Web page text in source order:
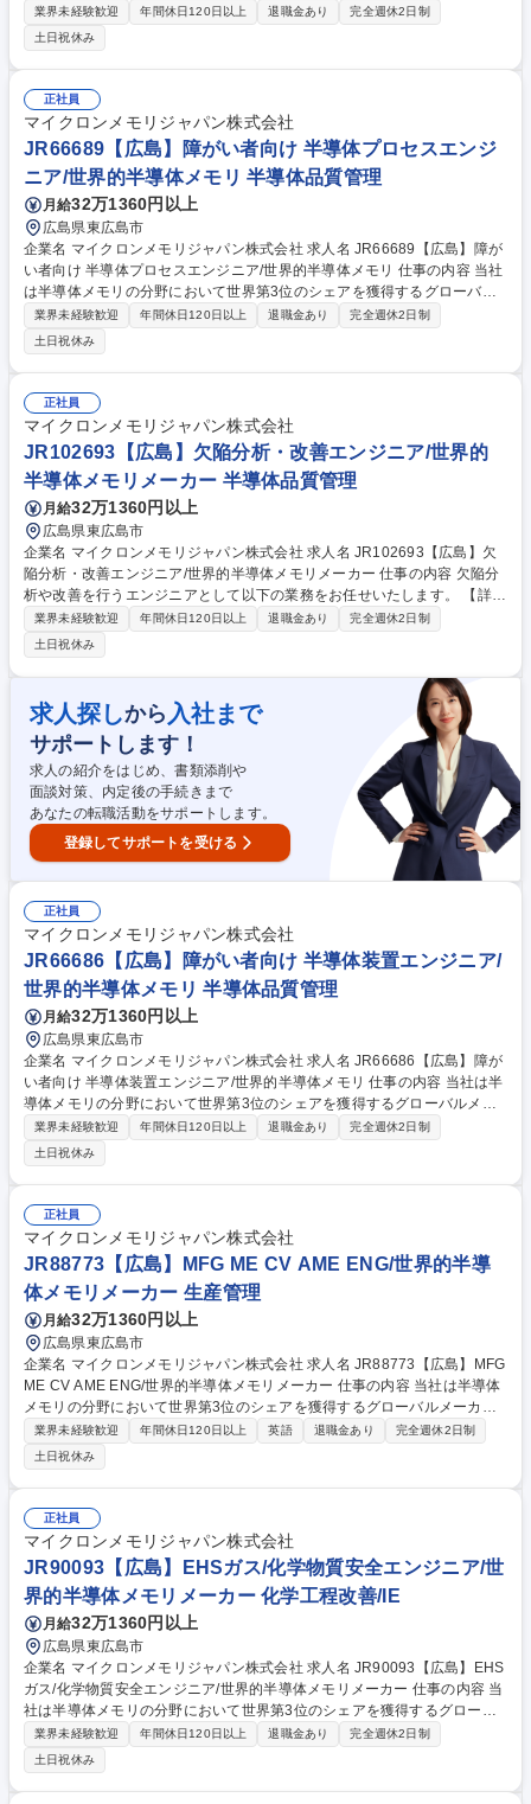
メーカーです。今回は、そんな当社の半導体 品質技術エンジニアとして、
下記の業務をお任せ致します。 【詳細】■クリーンルームの環境管理や原
材料品質管理を行い、不良品を未然に防ぐことに取り組む ■原材料品質、
クリーンルーム環境、生産プロセス、生産システム、出荷テストなど、原
材料投入から製品出荷までの製造工程全般を管理し製品品質改善など ■そ
の他、上記に付随する業務など社内外の関係者と、メールや口頭でのコミ
ュニケーションを図ることにより業務を遂行 募集職種 JR66692【広島】
障がい者向け 半導体 品質技術エンジニア/世界的半導体メモリ
業界未経験歓迎 年間休日120日以上 退職金あり
完全週休2日制
土日祝休み
正社員
マイクロンメモリジャパン株式会社
JR66689【広島】障がい者向け 半導体プロセスエンジ
ニア/世界的半導体メモリ 半導体品質管理
月給32万1360円以上
広島県東広島市
企業名 マイクロンメモリジャパン株式会社 求人名 JR66689【広島】障が
い者向け 半導体プロセスエンジニア/世界的半導体メモリ 仕事の内容 当社
は半導体メモリの分野において世界第3位のシェアを獲得するグローバル
メーカーです。今回は、そんな当社の半導体プロセスエンジニアとして、
下記の業務をお任せ致します。 【詳細】■データ分析を通して、装置稼働
改善、品質改善およびコスト改善活動 ■半導体装置の設備パラメータの設
定 ■新装置に対する評価の実施 ■社内外の関係者と、メールや口頭でのコ
ミュニケーションを図ることにより業務を遂行 ※英語によるコミュニケー
ションができる方は優遇。仕事内容は、障害の特性やご希望により配慮い
たします(聴覚障害がある方のコミュニケーションについても支援・配慮
あり) 募集職種 JR66689【広島】障がい者向け 半導体プロセスエンジニ
ア/世界的半導体メモリ
業界未経験歓迎 年間休日120日以上 退職金あり
完全週休2日制
土日祝休み
正社員
マイクロンメモリジャパン株式会社
JR102693【広島】欠陥分析・改善エンジニア/世界的
半導体メモリメーカー 半導体品質管理
月給32万1360円以上
広島県東広島市
企業名 マイクロンメモリジャパン株式会社 求人名 JR102693【広島】欠
陥分析・改善エンジニア/世界的半導体メモリメーカー 仕事の内容 欠陥分
析や改善を行うエンジニアとして以下の業務をお任せいたします。 【詳
細】 ■製造工程で発生する不良や異常を分析し、改善策を検討・実施 ■デ
ータを活用して「問題の原因」を特定し、対策を提案 ■製造現場と連携
し、異常発生時の迅速な対応と再発防止策の実施 ■定期的な報告書の作成
（不良の傾向や改善結果など） ■グローバル拠点との情報共有、ベストプ
ラクティスの展開 募集職種 JR102693【広島】欠陥分析・改善エンジニ
ア/世界的半導体メモリメーカー
業界未経験歓迎 年間休日120日以上 退職金あり
完全週休2日制
土日祝休み
求人探しから 入社まで
サポートします！
求人の紹介をはじめ、書類添削や
面談対策、内定後の手続きまで
あなたの転職活動をサポートします。
登録してサポートを受ける
正社員
マイクロンメモリジャパン株式会社
JR66686【広島】障がい者向け 半導体装置エンジニア/
世界的半導体メモリ 半導体品質管理
月給32万1360円以上
広島県東広島市
企業名 マイクロンメモリジャパン株式会社 求人名 JR66686【広島】障が
い者向け 半導体装置エンジニア/世界的半導体メモリ 仕事の内容 当社は半
導体メモリの分野において世界第3位のシェアを獲得するグローバルメー
カーです。今回は、そんな当社の半導体装置エンジニアとして、下記の業
務をお任せ致します。 【詳細】■データ分析を通して、装置稼働改善、品
質改善およびコスト改善活動 ■さまざまな半導体装置の設備パラメータの
設定 ■新装置に対する評価の実施 ■社内外の関係者と、メールや口頭での
コミュニケーションを図ることにより業務を遂行 ※英語によるコミュニケ
ーションができる方は優遇。仕事内容は、障害の特性やご希望により配慮
いたします(聴覚障害がある方のコミュニケーションについても支援・配
慮あり) 募集職種 JR66686【広島】障がい者向け 半導体装置エンジニア/
世界的半導体メモリ
業界未経験歓迎 年間休日120日以上 退職金あり
完全週休2日制
土日祝休み
正社員
マイクロンメモリジャパン株式会社
JR88773【広島】MFG ME CV AME ENG/世界的半導
体メモリメーカー 生産管理
月給32万1360円以上
広島県東広島市
企業名 マイクロンメモリジャパン株式会社 求人名 JR88773【広島】MFG
ME CV AME ENG/世界的半導体メモリメーカー 仕事の内容 当社は半導体
メモリの分野において世界第3位のシェアを獲得するグローバルメーカー
です。今回は、そんな当社のMEエンジニアとして、下記の業務をお任せ
致します。 ■MXT Project Management■WorkstationのMaxOutを実行す
る■関係部門と連携して、Plan通りの安定したShip Out実施を目的とし
て、各BlockのWIP Balance Control及びConstant Operationに向けた生産
管理活動を実施する■BKM 他、生産・Control業務関連システムなどのglo
bal teamと連携をとり、展開に際しサイトShift Team Memberに対して教
育・補佐・継続的改善業務を担う 募集職種 JR88773【広島】MFG ME C
V AME ENG/世界的半導体メモリメーカー
業界未経験歓迎 年間休日120日以上 英語 退職金あり
完全週休2日制
土日祝休み
正社員
マイクロンメモリジャパン株式会社
JR90093【広島】EHSガス/化学物質安全エンジニア/世
界的半導体メモリメーカー 化学工程改善/IE
月給32万1360円以上
広島県東広島市
企業名 マイクロンメモリジャパン株式会社 求人名 JR90093【広島】EHS
ガス/化学物質安全エンジニア/世界的半導体メモリメーカー 仕事の内容 当
社は半導体メモリの分野において世界第3位のシェアを獲得するグローバ
ルメーカーです。今回は、そんな当社の化学物質安全エンジニアとして、
下記の業務をお任せ致します。 ■ガス設備・化学物質・プロセス安全に関
する安全基準・手順の策定、維持、改善■ガス設備、化学物質取扱い、プ
ロセスにおけるリスクアセスメントの実施および是正措置の推進■労働安
業界未経験歓迎 年間休日120日以上 退職金あり
完全週休2日制
土日祝休み